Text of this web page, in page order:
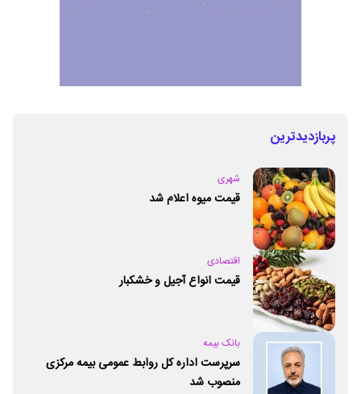
پربازدیدترین
شهری
قیمت میوه اعلام شد
اقتصادی
قیمت انواع آجیل و خشکبار
بانک بیمه
سرپرست اداره کل روابط عمومی بیمه مرکزی
منصوب شد